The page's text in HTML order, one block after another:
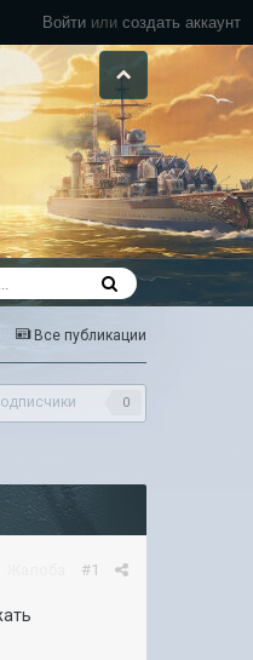
Войти или создать аккаунт
Все публикации
0
#1